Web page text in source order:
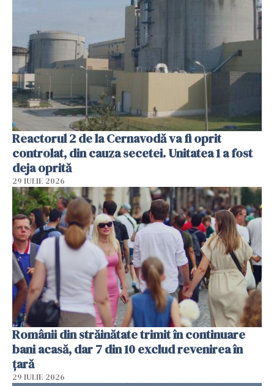
Reactorul 2 de la Cernavodă va fi oprit
controlat, din cauza secetei. Unitatea 1 a fost
deja oprită
29 IULIE 2026
Românii din străinătate trimit în continuare
bani acasă, dar 7 din 10 exclud revenirea în
țară
29 IULIE 2026